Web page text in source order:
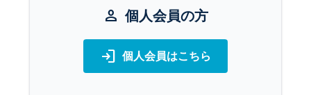
person 個人会員の方
login 個人会員はこちら